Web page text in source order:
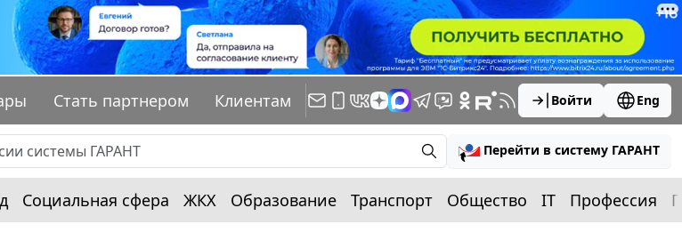
Стать партнером Клиентам Войти Eng
Перейти в систему ГАРАНТ
Социальная сфера ЖКХ Образование Транспорт Общество IT Профессия